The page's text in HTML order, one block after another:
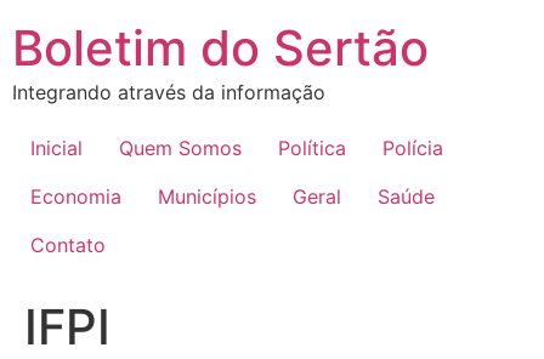
para
conteúdo
Boletim do Sertão
Integrando através da informação
Inicial Quem Somos Política
Polícia
Economia
Municípios Geral
Saúde
Contato
IFPI